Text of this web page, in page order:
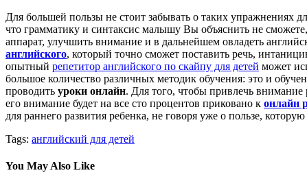
Для большей пользы не стоит забывать о таких упражнениях
что грамматику и синтаксис малышу Вы объяснить не
аппарат, улучшить внимание и в дальнейшем овладеть
английского, который точно сможет поставить речь,
опытный репетитор английского по скайпу для детей может
большое количество различных методик обучения: это и
проводить уроки онлайн. Для того, чтобы привлечь внимание
его внимание будет на все сто процентов приковано к онлайн
для раннего развития ребенка, не говоря уже о пользе,
Tags: английский для детей
You May Also Like